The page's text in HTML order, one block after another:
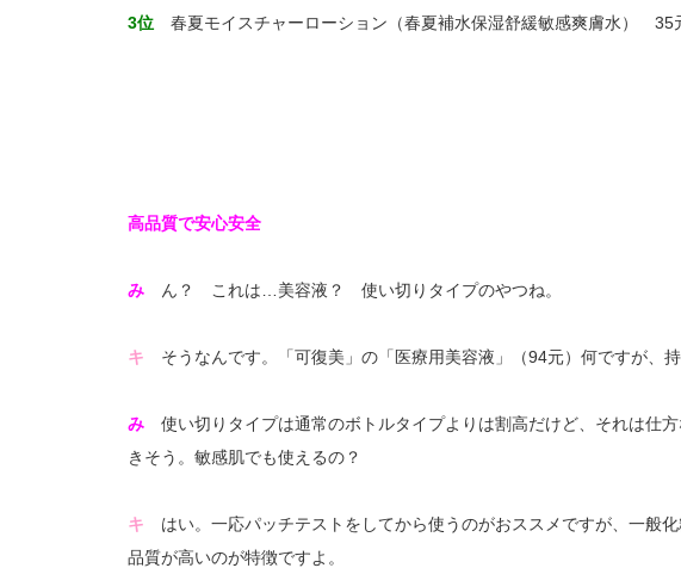
3位 春夏モイスチャーローション（春夏補水保湿舒緩敏感爽膚水） 35
高品質で安心安全
み ん？ これは…美容液？ 使い切りタイプのやつね。
キ そうなんです。「可復美」の「医療用美容液」（94元）何ですが、
み 使い切りタイプは通常のボトルタイプよりは割高だけど、それは仕
きそう。敏感肌でも使えるの？
キ はい。一応パッチテストをしてから使うのがおススメですが、一般
品質が高いのが特徴ですよ。